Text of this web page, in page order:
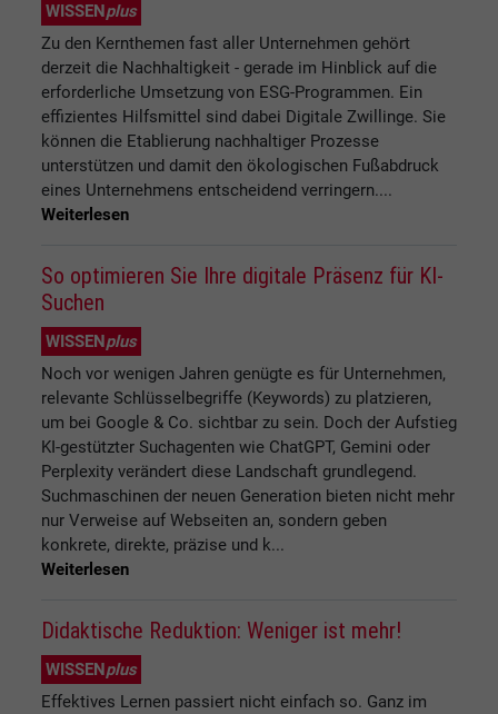
WISSEN plus
Zu den Kernthemen fast aller Unternehmen gehört
derzeit die Nachhaltigkeit - gerade im Hinblick auf die
erforderliche Umsetzung von ESG-Programmen. Ein
effizientes Hilfsmittel sind dabei Digitale Zwillinge. Sie
können die Etablierung nachhaltiger Prozesse
unterstützen und damit den ökologischen Fußabdruck
eines Unternehmens entscheidend verringern....
Weiterlesen
So optimieren Sie Ihre digitale Präsenz für KI-
Suchen
WISSENplus
Noch vor wenigen Jahren genügte es für Unternehmen,
relevante Schlüsselbegriffe (Keywords) zu platzieren,
um bei Google & Co. sichtbar zu sein. Doch der Aufstieg
KI-gestützter Suchagenten wie ChatGPT, Gemini oder
Perplexity verändert diese Landschaft grundlegend.
Suchmaschinen der neuen Generation bieten nicht mehr
nur Verweise auf Webseiten an, sondern geben
konkrete, direkte, präzise und k...
Weiterlesen
Didaktische Reduktion: Weniger ist mehr!
WISSENplus
Effektives Lernen passiert nicht einfach so. Ganz im